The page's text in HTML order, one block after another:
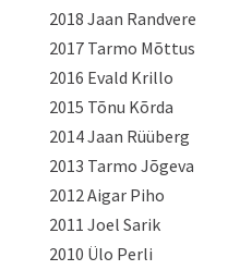
2018 Jaan Randvere
2017 Tarmo Mõttus
2016 Evald Krillo
2015 Tõnu Kõrda
2014 Jaan Rüüberg
2013 Tarmo Jõgeva
2012 Aigar Piho
2011 Joel Sarik
2010 Ülo Perli